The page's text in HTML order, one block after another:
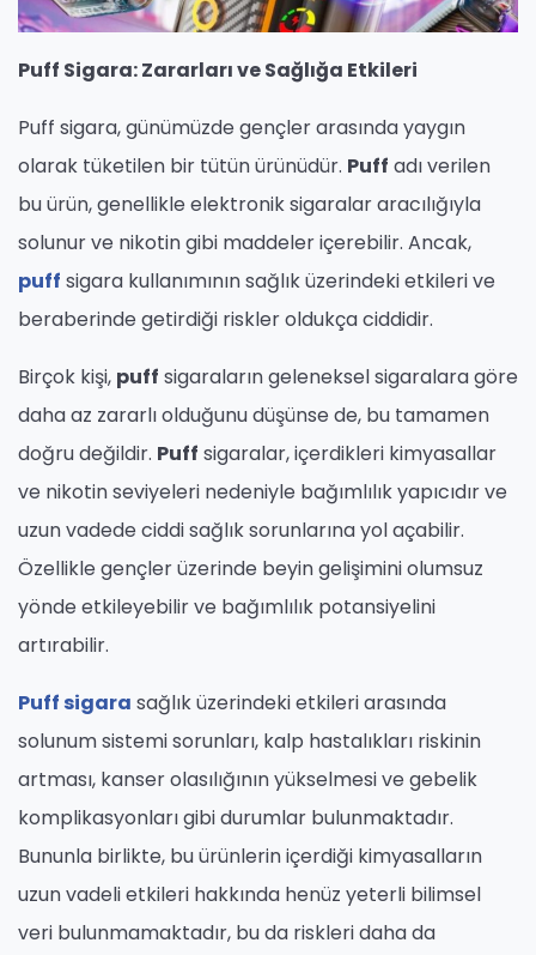
Puff Sigara: Zararları ve Sağlığa Etkileri
Puff sigara, günümüzde gençler arasında yaygın
olarak tüketilen bir tütün ürünüdür. Puff adı verilen
bu ürün, genellikle elektronik sigaralar aracılığıyla
solunur ve nikotin gibi maddeler içerebilir. Ancak,
puff sigara kullanımının sağlık üzerindeki etkileri ve
beraberinde getirdiği riskler oldukça ciddidir.
Birçok kişi, puff sigaraların geleneksel sigaralara göre
daha az zararlı olduğunu düşünse de, bu tamamen
doğru değildir. Puff sigaralar, içerdikleri kimyasallar
ve nikotin seviyeleri nedeniyle bağımlılık yapıcıdır ve
uzun vadede ciddi sağlık sorunlarına yol açabilir.
Özellikle gençler üzerinde beyin gelişimini olumsuz
yönde etkileyebilir ve bağımlılık potansiyelini
artırabilir.
Puff sigara sağlık üzerindeki etkileri arasında
solunum sistemi sorunları, kalp hastalıkları riskinin
artması, kanser olasılığının yükselmesi ve gebelik
komplikasyonları gibi durumlar bulunmaktadır.
Bununla birlikte, bu ürünlerin içerdiği kimyasalların
uzun vadeli etkileri hakkında henüz yeterli bilimsel
veri bulunmamaktadır, bu da riskleri daha da